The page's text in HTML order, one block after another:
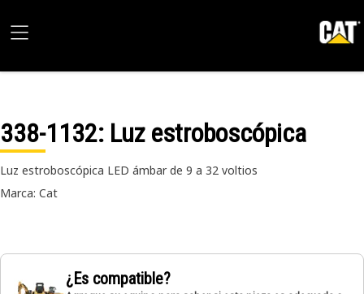
338-1132: Luz estroboscópica
Luz estroboscópica LED ámbar de 9 a 32 voltios
Marca: Cat
¿Es compatible?